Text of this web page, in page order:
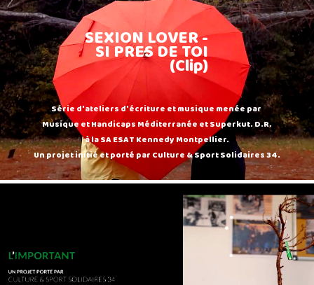
SEXION LOVER -
SI PRES DE TOI
(Clip)
Série d'ateliers d'écriture et musique menée par
Musique et Handicaps Méditerranée et Superkut. D.R.
à la SA ESAT Kennedy Montpellier.
Un projet initié et porté par Culture & Sport Solidaires 34.